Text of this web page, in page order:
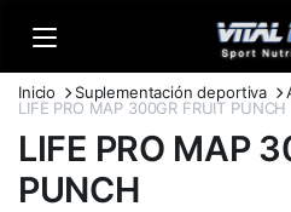
Inicio Suplementación deportiva
LIFE PRO MAP 300GR FRUIT PUNCH
LIFE PRO MAP
PUNCH